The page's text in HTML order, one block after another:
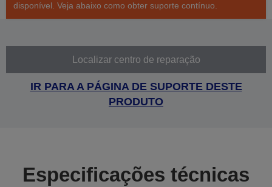
disponível. Veja abaixo como obter suporte contínuo.
Localizar centro de reparação
IR PARA A PÁGINA DE SUPORTE DESTE
PRODUTO
Especificações técnicas